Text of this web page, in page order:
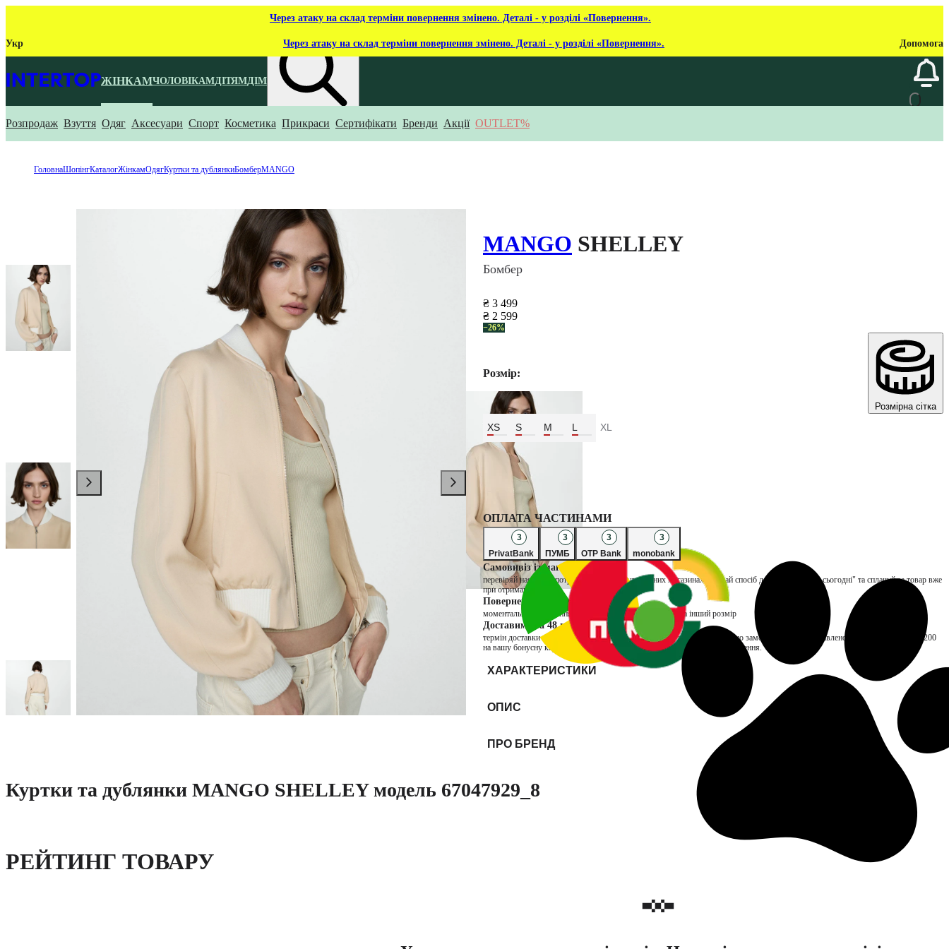
Через атаку на склад терміни повернення змінено. Деталі - у розділі «Повернення».
Укр Через атаку на склад терміни повернення змінено. Деталі - у розділі «Повернення». Допомога
ЖІНКАМЧОЛОВІКАМДІТЯМДІМ
Що ти шукаєш?
Розпродаж Взуття Одяг Аксесуари Спорт Косметика Прикраси Сертифікати Бренди Акції OUTLET%
ГоловнаШопінгКаталогЖінкамОдягКуртки та дублянкиБомберMANGO
MANGO SHELLEY
Бомбер
₴ 3 499
₴ 2 599
−26%
Розмір:
Розмірна сітка
XS S M L XL
Колір: Бежевий
ОПЛАТА ЧАСТИНАМИ
3
PrivatBank
3
ПУМБ
3
OTP Bank
3
monobank
Самовивіз із магазину
перевіряй наявність потрібних товарів в улюблених магазинах, обирай спосіб доставки "Заберу сьогодні" та сплачуй за товар вже
при отриманні
Повернення через магазин
моментальне повернення коштів та можливість обміну на інший розмір
Доставимо за 48 годин
термін доставки товарів продавця INTERTOP складає до 48 годин. Якщо замовлення буде доставлено пізніше, нарахуємо ₴200
на вашу бонусну карту. Бонуси нараховуються тільки за отримані замовлення.
ХАРАКТЕРИСТИКИ
ОПИС
ПРО БРЕНД
Куртки та дублянки MANGO SHELLEY модель 67047929_8
РЕЙТИНГ ТОВАРУ